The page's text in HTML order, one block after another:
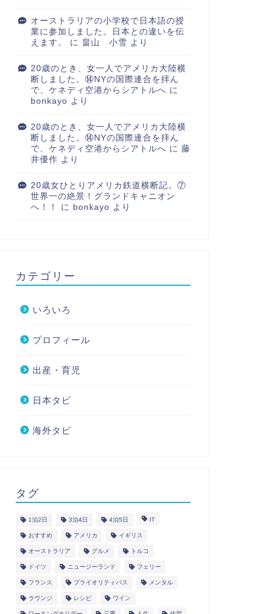
オーストラリアの小学校で日本語の授
業に参加しました。日本との違いを伝
えます。
に 畠山 小雪 より
20歳のとき、女一人でアメリカ大陸横
断しました。⑭NYの国際連合を拝ん
で、ケネディ空港からシアトルへ に
bonkayo より
20歳のとき、女一人でアメリカ大陸横
断しました。⑭NYの国際連合を拝ん
で、ケネディ空港からシアトルへ に 藤
井優作 より
20歳女ひとりアメリカ鉄道横断記。⑦
世界一の絶景！グランドキャニオン
へ！！
に bonkayo より
カテゴリー
いろいろ
プロフィール
出産・育児
日本タビ
海外タビ
タグ
1泊2日 3泊4日 4泊5日 IT
おすすめ アメリカ イギリス
オーストラリア グルメ トルコ
ドイツ ニュージーランド フェリー
フランス プライオリティパス メンタル
ラウンジ レシピ ワイン